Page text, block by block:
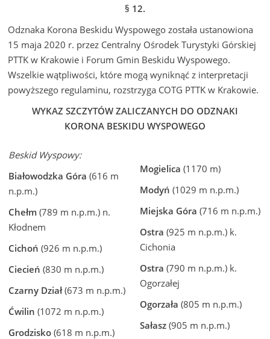
§ 12.
Odznaka Korona Beskidu Wyspowego została ustanowiona
15 maja 2020 r. przez Centralny Ośrodek Turystyki Górskiej
PTTK w Krakowie i Forum Gmin Beskidu Wyspowego.
Wszelkie wątpliwości, które mogą wyniknąć z interpretacji
powyższego regulaminu, rozstrzyga COTG PTTK w Krakowie.
WYKAZ SZCZYTÓW ZALICZANYCH DO ODZNAKI
KORONA BESKIDU WYSPOWEGO
Beskid Wyspowy:
Białowodzka Góra(616 m
n.p.m.)
Chełm(789 m n.p.m.) n.
Kłodnem
Cichoń(926 m n.p.m.)
Ciecień(830 m n.p.m.)
Czarny Dział(673 m n.p.m.)
Ćwilin(1072 m n.p.m.)
Grodzisko(618 m n.p.m.)
Mogielica(1170 m)
Modyń(1029 m n.p.m.)
Miejska Góra(716 m n.p.m.)
Ostra(925 m n.p.m.) k.
Cichonia
Ostra(790 m n.p.m.) k.
Ogorzałej
Ogorzała(805 m n.p.m.)
Sałasz(905 m n.p.m.)